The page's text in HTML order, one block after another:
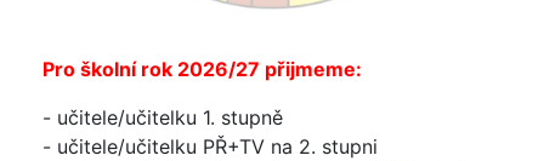
Pro školní rok 2026/27 přijmeme:
- učitele/učitelku 1. stupně
- učitele/učitelku PŘ+TV na 2. stupni